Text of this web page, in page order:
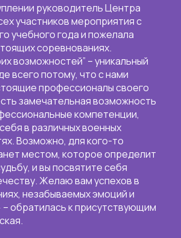
руководитель Центра
участников мероприятия с
учебного года и пожелала
соревнованиях.
возможностей” – уникальный
всего потому, что с нами
профессионалы своего
замечательная возможность
компетенции,
в различных военных
Возможно, для кого-то
местом, которое определит
и вы посвятите себя
Желаю вам успехов в
незабываемых эмоций и
– обратилась к присутствующим